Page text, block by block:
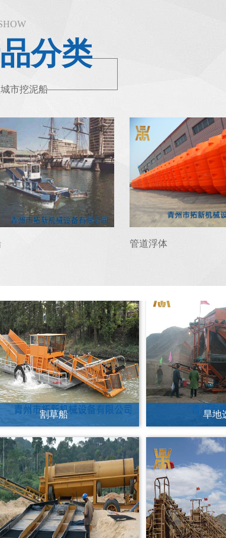
分类
市挖泥船
管道浮体
善盟盛世水务10寸绞吸式挖泥抽
沙船
宁夏银川小型台
割草船 旱地
出口非洲旱地淘金设备 安徽宣城